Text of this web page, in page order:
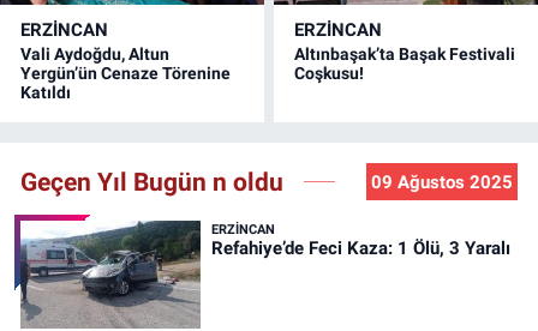
ERZINCAN
Vali Aydoğdu, Altun
Yergün’ün Cenaze Törenine
Katıldı
ERZINCAN
Altınbaşak’ta Başak Festivali
Coşkusu!
Geçen Yıl Bugün n oldu 09 Ağustos 2025
ERZINCAN
Refahiye’de Feci Kaza: 1 Ölü, 3 Yaralı